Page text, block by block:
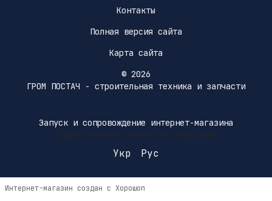
Контакты
Полная версия сайта
Карта сайта
© 2026
ГРОМ ПОСТАЧ - строительная техника и запчасти
Запуск и сопровождение интернет-магазина
Маркетинговое агентство Меркурий
Укр Рус
Интернет-магазин создан с Хорошоп